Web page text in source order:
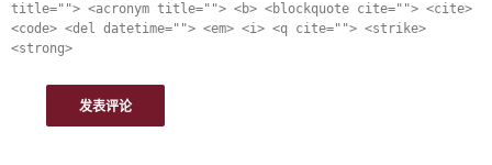
title=""> <acronym title=""> <b> <blockquote cite=""> <cite>
<code> <del datetime=""> <em> <i> <q cite=""> <strike>
<strong>